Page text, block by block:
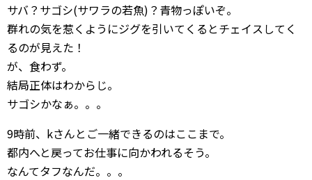
サバ？サゴシ(サワラの若魚)？青物っぽいぞ。
群れの気を惹くようにジグを引いてくるとチェイスしてく
るのが見えた！
が、食わず。
結局正体はわからじ。
サゴシかなぁ。。。
9時前、kさんとご一緒できるのはここまで。
都内へと戻ってお仕事に向かわれるそう。
なんてタフなんだ。。。